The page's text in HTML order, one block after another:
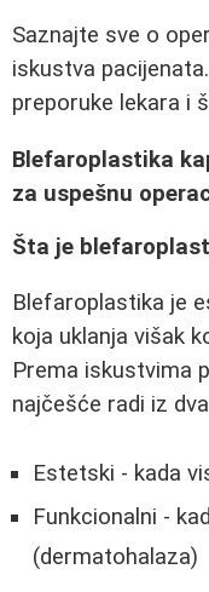
Saznajte sve o
iskustva
preporuke lekara i
Blefaroplastika
za uspešnu
Šta je
Blefaroplastika je
koja uklanja višak
Prema iskustvima
najčešće radi iz
Estetski - kada
Funkcionalni -
(dermatohalaza)